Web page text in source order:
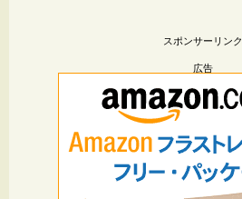
スポンサーリンク
広告